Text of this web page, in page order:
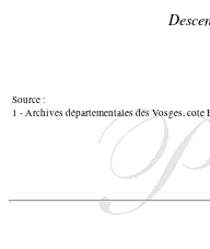
Source :
1 - Archives départementales des Vosges,